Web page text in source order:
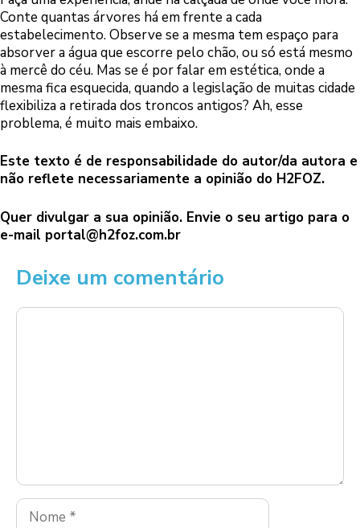
Conte quantas árvores há em frente a cada
estabelecimento. Observe se a mesma tem espaço para
absorver a água que escorre pelo chão, ou só está mesmo
à mercê do céu. Mas se é por falar em estética, onde a
mesma fica esquecida, quando a legislação de muitas cidade
flexibiliza a retirada dos troncos antigos? Ah, esse
problema, é muito mais embaixo.
Este texto é de responsabilidade do autor/da autora e
não reflete necessariamente a opinião do H2FOZ.
Quer divulgar a sua opinião. Envie o seu artigo para o
e-mail portal@h2foz.com.br
Deixe um comentário
Comentário
Nome